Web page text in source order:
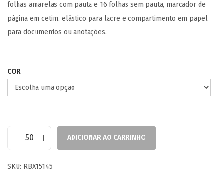
folhas amarelas com pauta e 16 folhas sem pauta, marcador de
página em cetim, elástico para lacre e compartimento em papel
para documentos ou anotações.
COR
ADICIONAR AO CARRINHO
SKU: RBX15145